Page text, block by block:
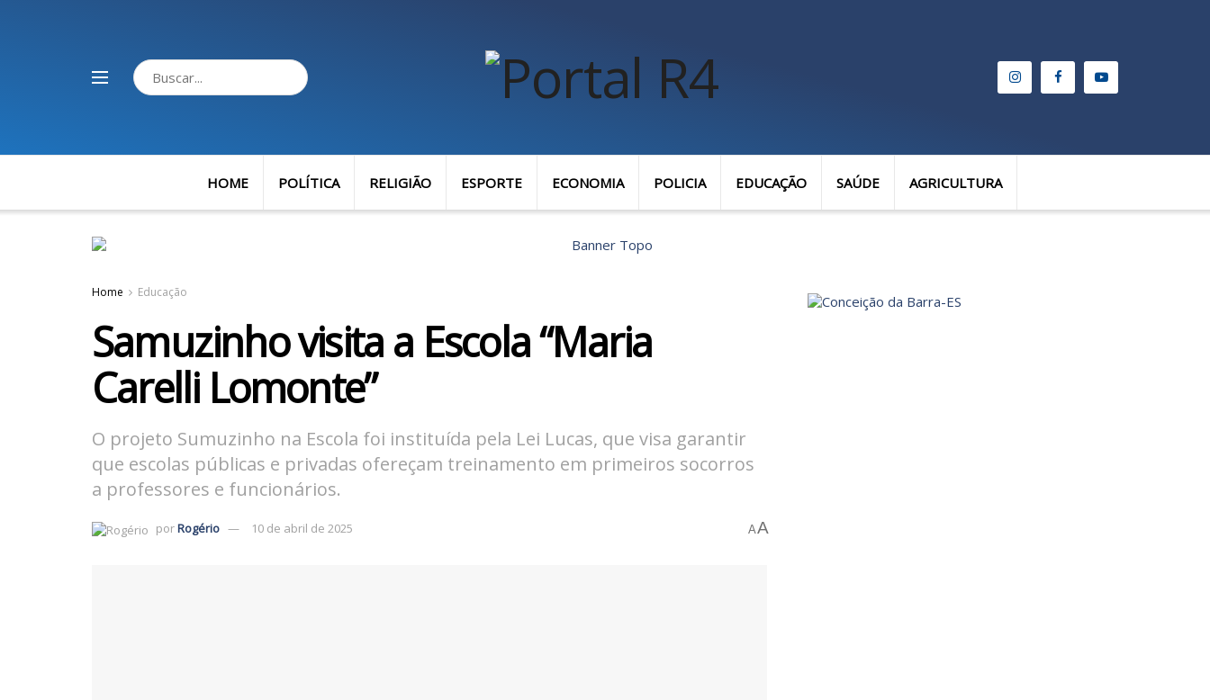
HOME POLÍTICA RELIGIÃO ESPORTE ECONOMIA POLICIA EDUCAÇÃO SAÚDE AGRICULTURA
Home Educação
Samuzinho visita a Escola “Maria
Carelli Lomonte”
O projeto Sumuzinho na Escola foi instituída pela Lei Lucas, que visa garantir
que escolas públicas e privadas ofereçam treinamento em primeiros socorros
a professores e funcionários.
porRogério 10 de abril de 2025 AA